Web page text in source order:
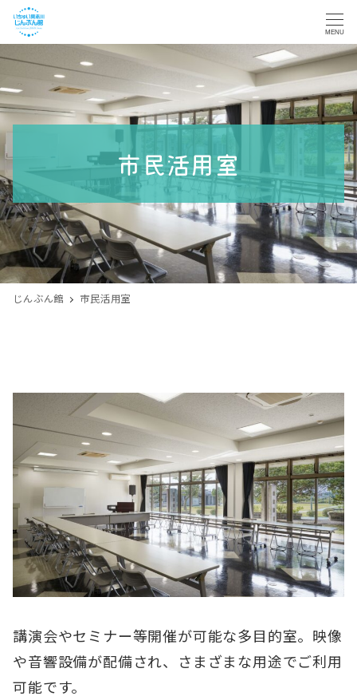
MENU
市民活用室
じんぶん館 市民活用室
講演会やセミナー等開催が可能な多目的室。映像
や音響設備が配備され、さまざまな用途でご利用
可能です。